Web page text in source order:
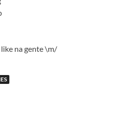
like na gente \m/